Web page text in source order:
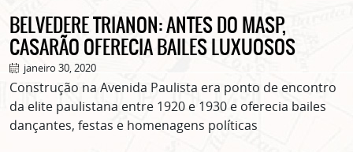
BELVEDERE TRIANON: ANTES DO MASP,
CASARÃO OFERECIA BAILES LUXUOSOS
janeiro 30, 2020
Construção na Avenida Paulista era ponto de encontro
da elite paulistana entre 1920 e 1930 e oferecia bailes
dançantes, festas e homenagens políticas